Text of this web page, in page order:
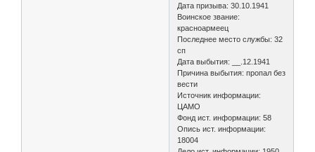
Дата призыва: 30.10.1941
Воинское звание:
красноармеец
Последнее место службы: 32
сп
Дата выбытия: __.12.1941
Причина выбытия: пропал без
вести
Источник информации:
ЦАМО
Фонд ист. информации: 58
Опись ист. информации:
18004